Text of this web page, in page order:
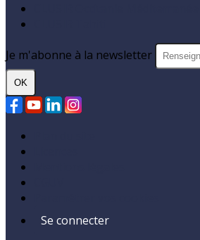
Je m'abonne à la newsletter
OK
Se connecter